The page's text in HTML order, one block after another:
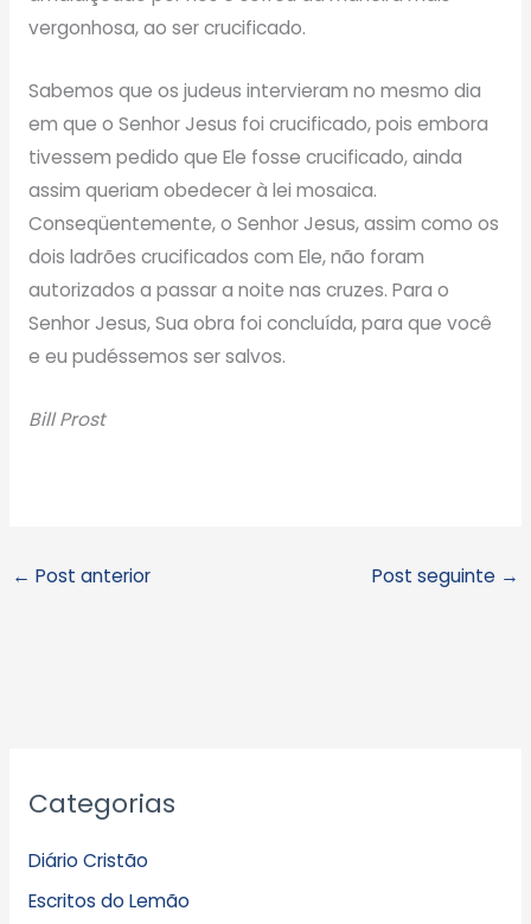
vergonhosa, ao ser crucificado.
Sabemos que os judeus intervieram no mesmo dia
em que o Senhor Jesus foi crucificado, pois embora
tivessem pedido que Ele fosse crucificado, ainda
assim queriam obedecer à lei mosaica.
Conseqüentemente, o Senhor Jesus, assim como os
dois ladrões crucificados com Ele, não foram
autorizados a passar a noite nas cruzes. Para o
Senhor Jesus, Sua obra foi concluída, para que você
e eu pudéssemos ser salvos.
Bill Prost
← Post anterior Post seguinte →
Categorias
Diário Cristão
Escritos do Lemão
r
i